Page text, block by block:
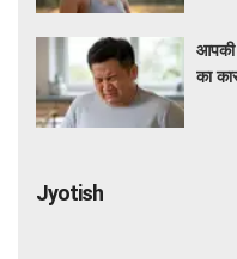
आपकी
का
Jyotish